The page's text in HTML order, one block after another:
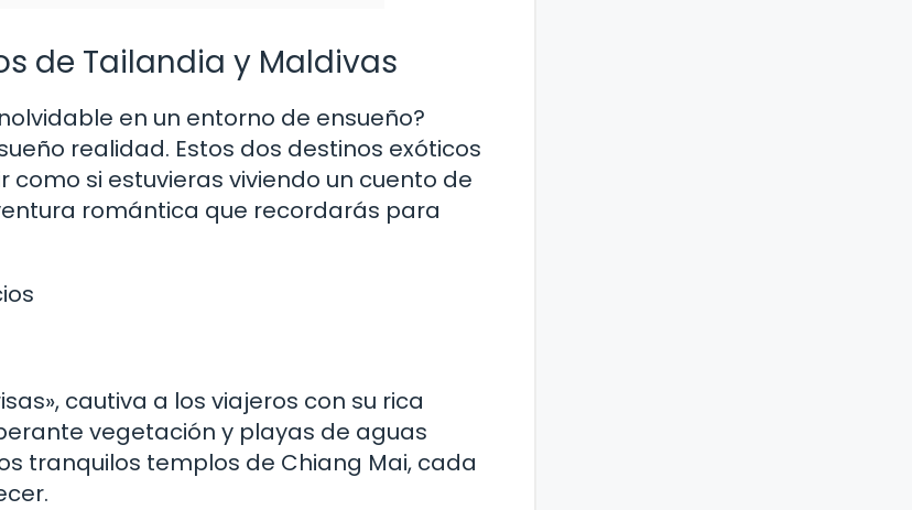
de Tailandia y Maldivas
en un entorno de ensueño?
realidad. Estos dos destinos exóticos
si estuvieras viviendo un cuento de
romántica que recordarás para
cautiva a los viajeros con su rica
vegetación y playas de aguas
tranquilos templos de Chiang Mai, cada